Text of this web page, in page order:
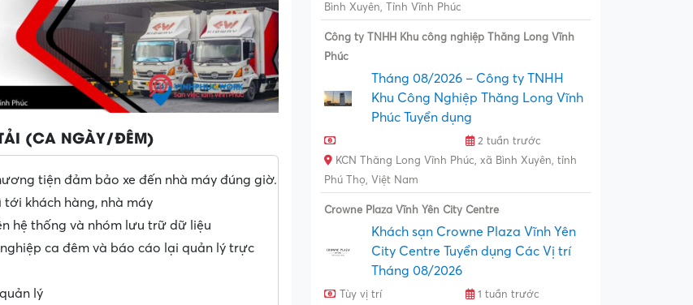
(CA NGÀY/ĐÊM)
tiện đảm bảo xe đến nhà máy đúng giờ.
khách hàng, nhà máy
hệ thống và nhóm lưu trữ dữ liệu
ca đêm và báo cáo lại quản lý trực
lý
Bình Xuyên, Tỉnh Vĩnh Phúc
Công ty TNHH Khu công nghiệp Thăng Long Vĩnh
Phúc
Tháng 08/2026 – Công ty TNHH
Khu Công Nghiệp Thăng Long Vĩnh
Phúc Tuyển dụng
2 tuần trước
KCN Thăng Long Vĩnh Phúc, xã Bình Xuyên, tỉnh
Phú Thọ, Việt Nam
Crowne Plaza Vĩnh Yên City Centre
Khách sạn Crowne Plaza Vĩnh Yên
City Centre Tuyển dụng Các Vị trí
Tháng 08/2026
Tùy vị trí
1 tuần trước